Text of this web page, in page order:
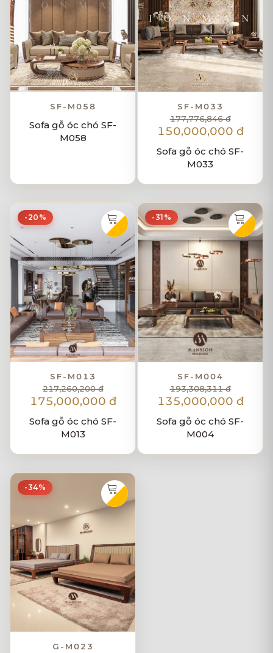
SF-M058
Sofa gỗ óc chó SF-
M058
SF-M033
177,776,846 đ
150,000,000 đ
Sofa gỗ óc chó SF-
M033
-20%
SF-M013
217,260,200 đ
175,000,000 đ
Sofa gỗ óc chó SF-
M013
-31%
SF-M004
193,308,311 đ
135,000,000 đ
Sofa gỗ óc chó SF-
M004
-34%
G-M023